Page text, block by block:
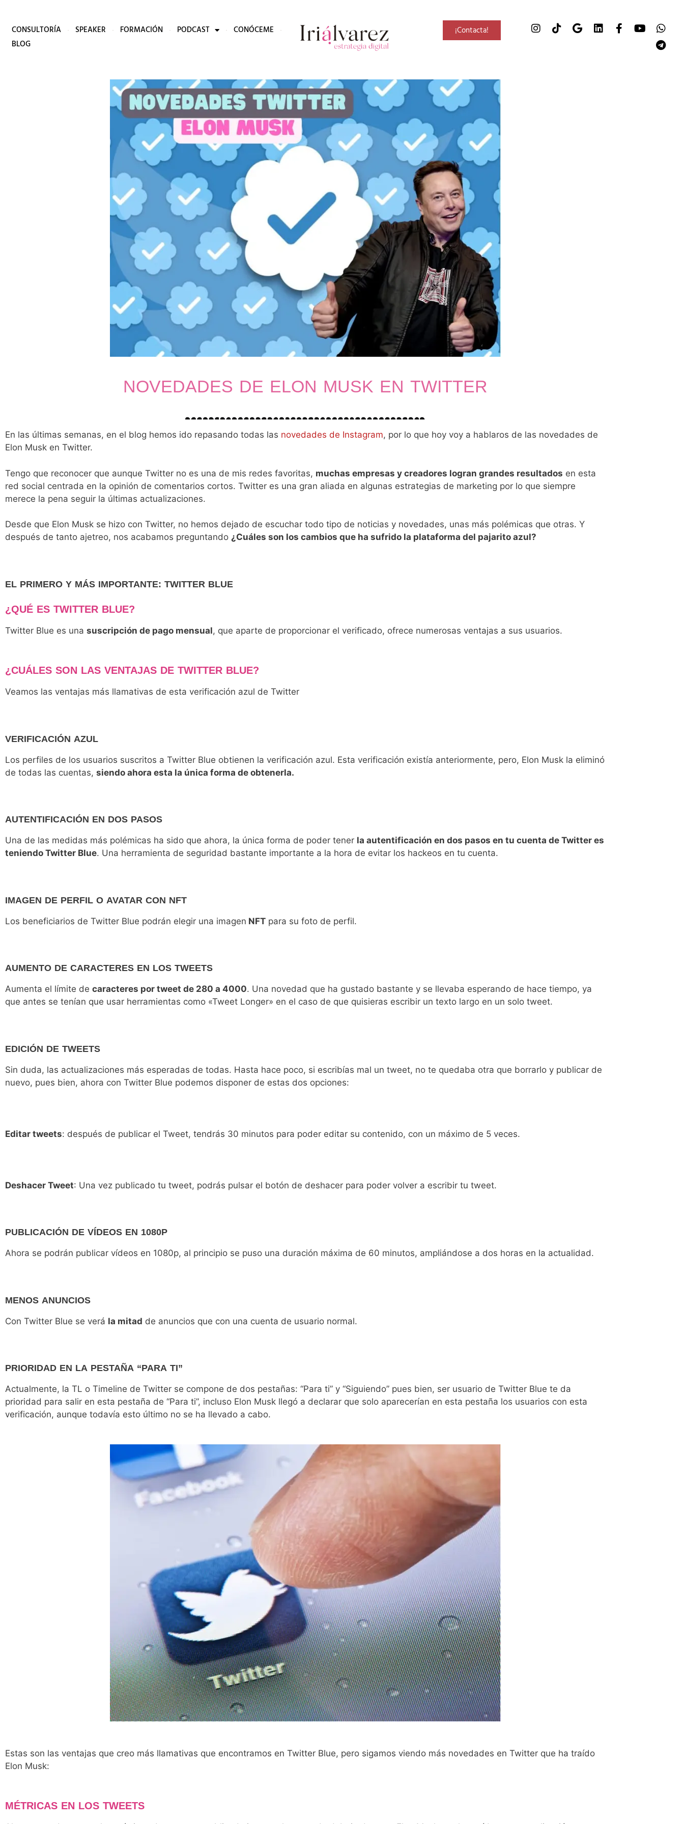
CONSULTORÍA SPEAKER FORMACIÓN PODCAST
CONÓCEME
BLOG
¡Contacta!
NOVEDADES DE ELON MUSK EN TWITTER
En las últimas semanas, en el blog hemos ido repasando todas las novedades de Instagram, por lo que hoy voy a hablaros de las novedades de
Elon Musk en Twitter.
Tengo que reconocer que aunque Twitter no es una de mis redes favoritas, muchas empresas y creadores logran grandes resultados en esta
red social centrada en la opinión de comentarios cortos. Twitter es una gran aliada en algunas estrategias de marketing por lo que siempre
merece la pena seguir la últimas actualizaciones.
Desde que Elon Musk se hizo con Twitter, no hemos dejado de escuchar todo tipo de noticias y novedades, unas más polémicas que otras. Y
después de tanto ajetreo, nos acabamos preguntando ¿Cuáles son los cambios que ha sufrido la plataforma del pajarito azul?
EL PRIMERO Y MÁS IMPORTANTE: TWITTER BLUE
¿QUÉ ES TWITTER BLUE?
Twitter Blue es una suscripción de pago mensual, que aparte de proporcionar el verificado, ofrece numerosas ventajas a sus usuarios.
¿CUÁLES SON LAS VENTAJAS DE TWITTER BLUE?
Veamos las ventajas más llamativas de esta verificación azul de Twitter
VERIFICACIÓN AZUL
Los perfiles de los usuarios suscritos a Twitter Blue obtienen la verificación azul. Esta verificación existía anteriormente, pero, Elon Musk la eliminó
de todas las cuentas, siendo ahora esta la única forma de obtenerla.
AUTENTIFICACIÓN EN DOS PASOS
Una de las medidas más polémicas ha sido que ahora, la única forma de poder tener la autentificación en dos pasos en tu cuenta de Twitter es
teniendo Twitter Blue. Una herramienta de seguridad bastante importante a la hora de evitar los hackeos en tu cuenta.
IMAGEN DE PERFIL O AVATAR CON NFT
Los beneficiarios de Twitter Blue podrán elegir una imagen NFT para su foto de perfil.
AUMENTO DE CARACTERES EN LOS TWEETS
Aumenta el límite de caracteres por tweet de 280 a 4000. Una novedad que ha gustado bastante y se llevaba esperando de hace tiempo, ya
que antes se tenían que usar herramientas como «Tweet Longer» en el caso de que quisieras escribir un texto largo en un solo tweet.
EDICIÓN DE TWEETS
Sin duda, las actualizaciones más esperadas de todas. Hasta hace poco, si escribías mal un tweet, no te quedaba otra que borrarlo y publicar de
nuevo, pues bien, ahora con Twitter Blue podemos disponer de estas dos opciones:
Editar tweets: después de publicar el Tweet, tendrás 30 minutos para poder editar su contenido, con un máximo de 5 veces.
Deshacer Tweet: Una vez publicado tu tweet, podrás pulsar el botón de deshacer para poder volver a escribir tu tweet.
PUBLICACIÓN DE VÍDEOS EN 1080P
Ahora se podrán publicar vídeos en 1080p, al principio se puso una duración máxima de 60 minutos, ampliándose a dos horas en la actualidad.
MENOS ANUNCIOS
Con Twitter Blue se verá la mitad de anuncios que con una cuenta de usuario normal.
PRIORIDAD EN LA PESTAÑA “PARA TI”
Actualmente, la TL o Timeline de Twitter se compone de dos pestañas: “Para ti” y “Siguiendo” pues bien, ser usuario de Twitter Blue te da
prioridad para salir en esta pestaña de “Para ti”, incluso Elon Musk llegó a declarar que solo aparecerían en esta pestaña los usuarios con esta
verificación, aunque todavía esto último no se ha llevado a cabo.
Estas son las ventajas que creo más llamativas que encontramos en Twitter Blue, pero sigamos viendo más novedades en Twitter que ha traído
Elon Musk:
MÉTRICAS EN LOS TWEETS